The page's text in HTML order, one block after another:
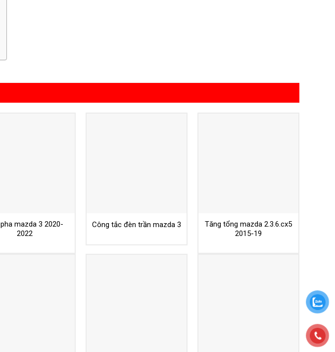
mazda 3 2020-
2022
Công tắc đèn trần mazda 3
Tăng tổng mazda 2.3.6.cx5
2015-19